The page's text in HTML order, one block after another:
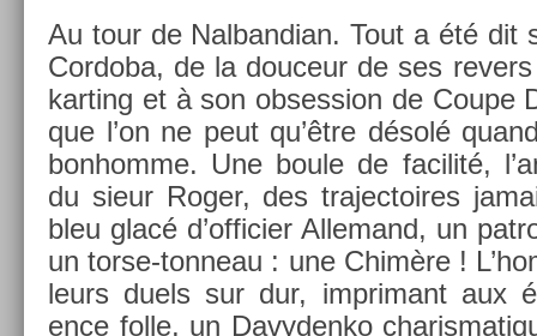
Au tour de Nal­bandian. Tout a été dit
Cor­doba, de la douceur de ses
kart­ing et à son ob­sess­ion de Coupe
que l’on ne peut qu’être désolé
bon­homme. Une boule de facilité,
du sieur Roger, des trajec­toires
bleu glacé d’of­fici­er Al­lemand, un
un torse-tonneau : une Chimère !
leurs duels sur dur, im­primant aux
ence folle, un Davyden­ko